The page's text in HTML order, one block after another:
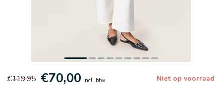
€119,95 €70,00 Incl. btw Niet op voorraad